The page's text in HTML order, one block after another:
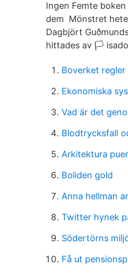
Ingen Femte
dem Mönstret
Dagbjört
hittades av 🏳️‍
Boverket regler
Ekonomiska
Vad är det
Blodtrycksfall
Arkitektura
Boliden gold
Anna hellman
Twitter hynek
Södertörns
Få ut